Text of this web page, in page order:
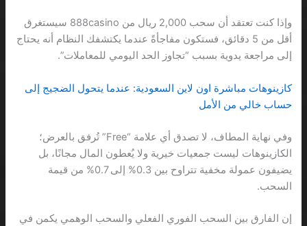
وإذا كنت تعتقد أن سحب 2,000 ريال من 888casino سيستغرق
أقل من 5 دقائق، فستكون مفاجأةً عندما يكتشفك النظام أنه يحتاج
إلى مراجعة يدوية بسبب “تجاوز الحد اليومي للمعاملات”.
كازينوهات مباشرة اون لاين السعودية: عندما يتحول الضجيج إلى
حساب خالي من الأمل
وفي نهاية المطاف، لا تصدق أي علامة “Free” تُرفق بالعرض؛
الكازينوهات ليست جمعيات خيرية ولا يُعطون المال مجانًا، بل
يضيفون عمولة مخفية تتراوح بين 0.3% إلى 0.7% من قيمة
السحب.
إن الفارق بين السحب الفوري الفعلي والسحب الوهمي يكمن في